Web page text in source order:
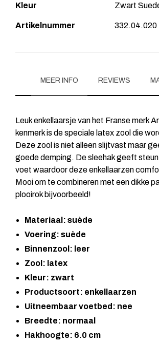
Kleur Zwart
Artikelnummer 332.04.020
MEER INFO REVIEWS
Leuk enkellaarsje van het Franse merk
kenmerk is de speciale latex zool die
Deze zool is niet alleen slijtvast maar
goede demping. De sleehak geeft
voet waardoor deze enkellaarzen
Mooi om te combineren met een dikke
plooirok bijvoorbeeld!
Materiaal: suède
Voering: suède
Binnenzool: leer
Zool: latex
Kleur: zwart
Productsoort: enkellaarzen
Uitneembaar voetbed: nee
Breedte: normaal
Hakhoogte: 6.0 cm